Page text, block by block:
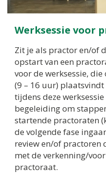
Werksessie voor
Zit je als practor en/of
opstart van een
voor de werksessie,
(9 – 16 uur) plaatsvindt
tijdens deze
begeleiding om
startende practoraten
de volgende fase
review en/of practoren
met de verkenning/
practoraat.